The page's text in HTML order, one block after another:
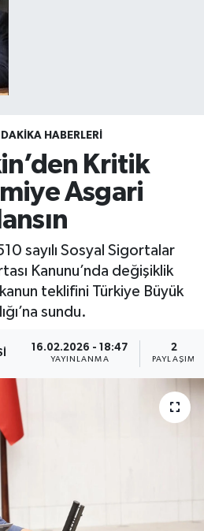
HABERLERI
Kritik
Asgari
sayılı Sosyal Sigortalar
Kanunu’nda değişiklik
teklifini Türkiye Büyük
sundu.
16.02.2026 - 18:47
YAYINLANMA
2
PAYLAŞIM